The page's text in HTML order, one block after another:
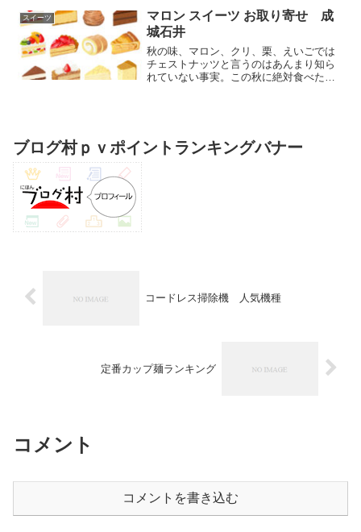
をご紹介！和スイーツ好き必見です。
スイーツ
マロン スイーツ お取り寄せ 成
城石井
秋の味、マロン、クリ、栗、えいごでは
チェストナッツと言うのはあんまり知ら
れていない事実。この秋に絶対食べたい
ブログ村ｐｖポイントランキングバナー
コードレス掃除機 人気機種
定番カップ麺ランキング
コメント
コメントを書き込む